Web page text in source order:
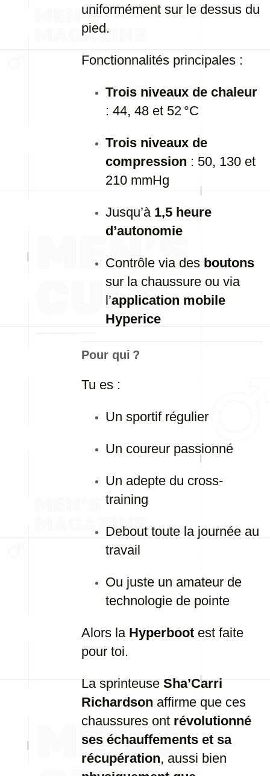
uniformément sur le dessus du
pied.
Fonctionnalités principales :
Trois niveaux de chaleur
: 44, 48 et 52 °C
Trois niveaux de
compression : 50, 130 et
210 mmHg
Jusqu’à 1,5 heure
d’autonomie
Contrôle via des boutons
sur la chaussure ou via
l’application mobile
Hyperice
Pour qui ?
Tu es :
Un sportif régulier
Un coureur passionné
Un adepte du cross-
training
Debout toute la journée au
travail
Ou juste un amateur de
technologie de pointe
Alors la Hyperboot est faite
pour toi.
La sprinteuse Sha’Carri
Richardson affirme que ces
chaussures ont révolutionné
ses échauffements et sa
récupération, aussi bien